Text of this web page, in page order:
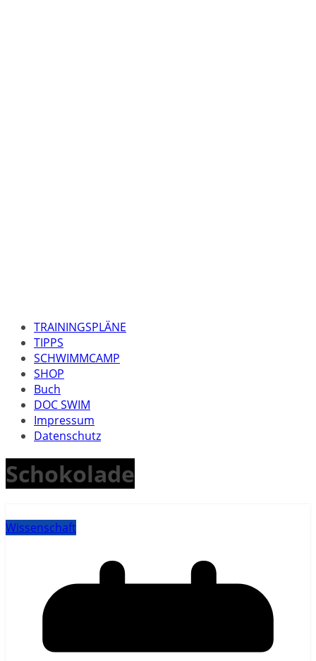
TRAININGSPLÄNE
TIPPS
SCHWIMMCAMP
SHOP
Buch
DOC SWIM
Impressum
Datenschutz
Schokolade
Wissenschaft